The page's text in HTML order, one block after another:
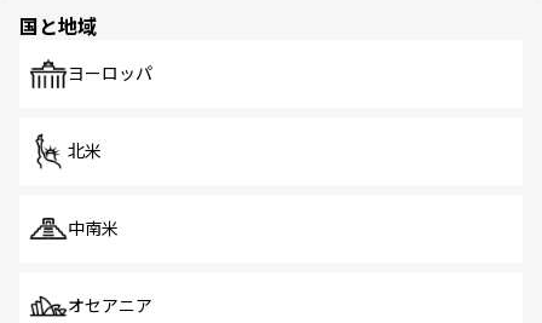
で、ホーカーズは地元の風情を楽しめる外せないスポット
国と地域
ヨーロッパ
北米
中南米
オセアニア